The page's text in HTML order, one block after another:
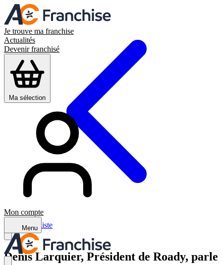
Je trouve ma franchise
Actualités
Devenir franchisé
Ma sélection
Mon compte
Menu
Retour à la liste
Denis Larquier, Président de Roady, parle